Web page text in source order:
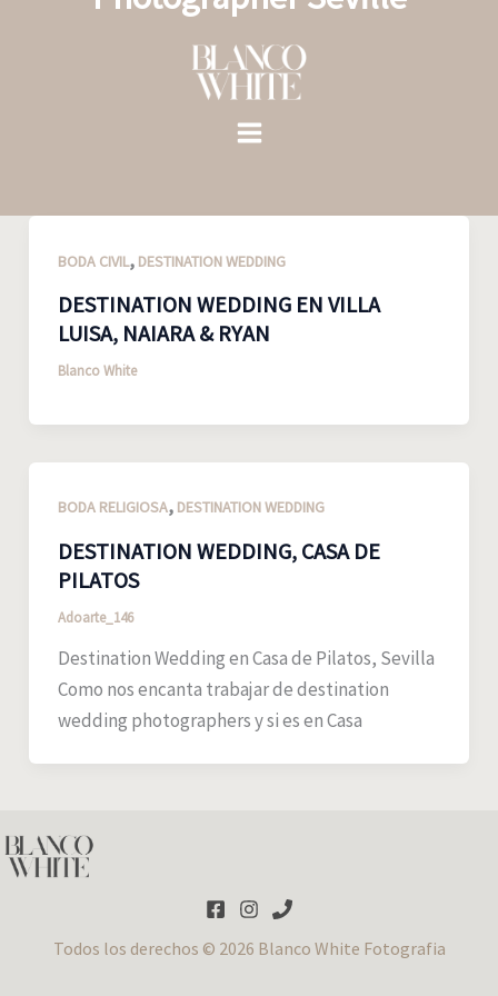
BODA CIVIL, DESTINATION WEDDING
DESTINATION WEDDING EN VILLA
LUISA, NAIARA & RYAN
Blanco White
BODA RELIGIOSA, DESTINATION WEDDING
DESTINATION WEDDING, CASA DE
PILATOS
Adoarte_146
Destination Wedding en Casa de Pilatos, Sevilla
Como nos encanta trabajar de destination
wedding photographers y si es en Casa
Todos los derechos © 2026 Blanco White Fotografia